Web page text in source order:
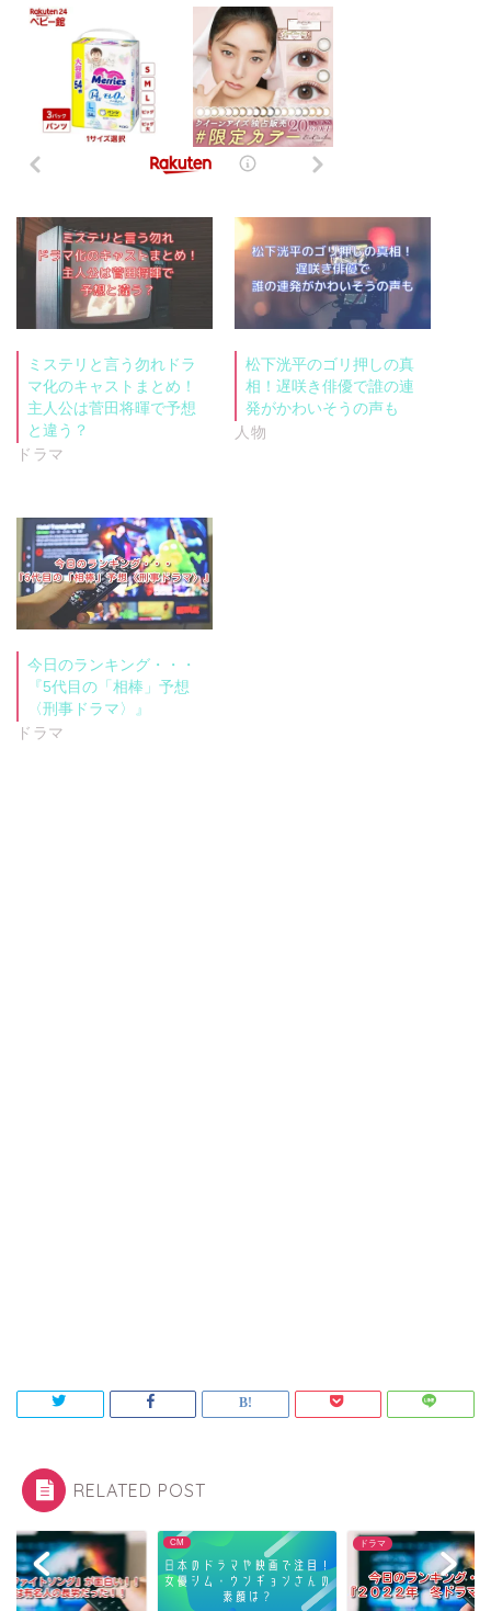
ミステリと言う勿れドラ
マ化のキャストまとめ！
主人公は菅田将暉で予想
と違う？
ドラマ
松下洸平のゴリ押しの真
相！遅咲き俳優で誰の連
発がかわいそうの声も
人物
今日のランキング・・・
『5代目の「相棒」予想
〈刑事ドラマ〉』
ドラマ
RELATED POST
ドラマ ドラマ